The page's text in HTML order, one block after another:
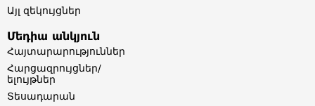
Այլ զեկույցներ
Մեդիա անկյուն
Հայտարարություններ
Հարցազրույցներ/
ելույթներ
Տեսադարան